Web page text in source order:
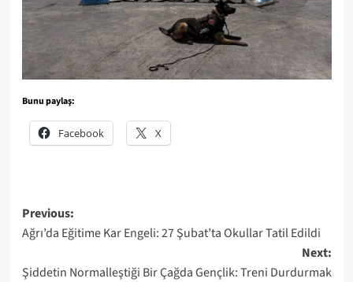
Bunu paylaş:
Facebook X
Post
navigation
Previous:
Ağrı’da Eğitime Kar Engeli: 27 Şubat’ta Okullar Tatil Edildi
Next:
Şiddetin Normalleştiği Bir Çağda Gençlik: Treni Durdurmak